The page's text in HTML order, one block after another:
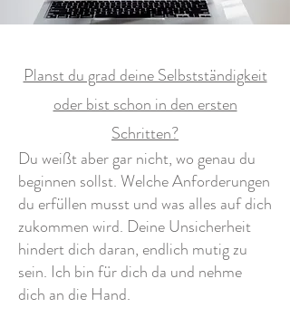
Planst du grad deine Selbstständigkeit
oder bist schon in den ersten
Schritten?
Du weißt aber gar nicht, wo genau du
beginnen sollst. Welche Anforderungen
du erfüllen musst und was alles auf dich
zukommen wird. Deine Unsicherheit
hindert dich daran, endlich mutig zu
sein. Ich bin für dich da und nehme
dich an die Hand.